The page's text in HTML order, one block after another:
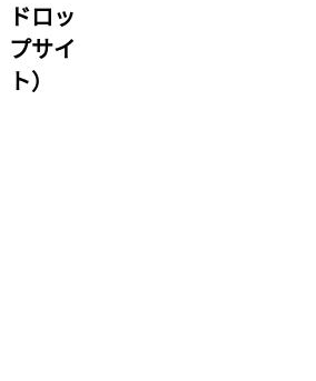
ドロッ
プサイ
ト）